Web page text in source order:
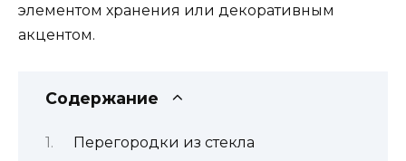
элементом хранения или декоративным
акцентом.
Содержание
Перегородки из стекла